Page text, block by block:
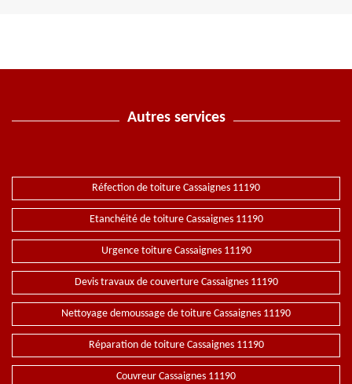
Autres services
Réfection de toiture Cassaignes 11190
Etanchéité de toiture Cassaignes 11190
Urgence toiture Cassaignes 11190
Devis travaux de couverture Cassaignes 11190
Nettoyage demoussage de toiture Cassaignes 11190
Réparation de toiture Cassaignes 11190
Couvreur Cassaignes 11190